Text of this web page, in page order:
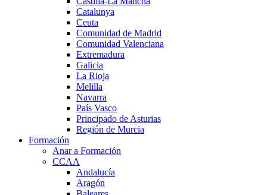
Catalunya
Ceuta
Comunidad de Madrid
Comunidad Valenciana
Extremadura
Galicia
La Rioja
Melilla
Navarra
País Vasco
Principado de Asturias
Región de Murcia
Formación
Anar a Formación
CCAA
Andalucía
Aragón